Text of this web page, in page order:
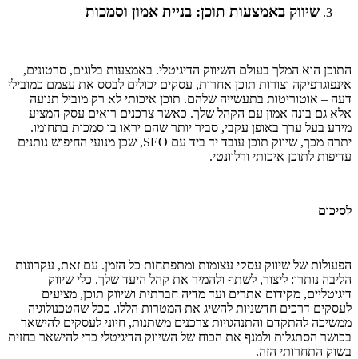
שיווק באמצעות תוכן: בניית אמון וסמכות
התוכן הוא המלך בעולם השיווק הדיגיטלי. באמצעות בלוגים, סרטונים,
אינפוגרפיקה וצורות תוכן אחרות, עסקים יכולים לבסס את עצמם כמובילי
דעה – אוטוריטות בתעשייה שלהם. תוכן איכותי לא רק מוביל תנועה
אלא גם בונה אמון עם הקהל שלך. כאשר צרכנים רואים עסק המציע
מידע בעל ערך באופן עקבי, סביר יותר שהם יראו בו סמכות בתחומו.
יתרה מכך, שיווק תוכן עובד יד ביד עם SEO, שכן מנועי החיפוש נותנים
עדיפות לתוכן איכותי ורלוונטי.
לסיכום
הפעולות של שיווק עסקי עצומות ומתפתחות כל הזמן. עם זאת, עקרונות
הליבה נותרו: ליצור, לשתף ולהמיר את קהל היעד שלך. כלי שיווק
דיגיטליים, מקידום אתרים ועד מדיה חברתית ושיווק תוכן, מציעים
לעסקים דרכים חדשניות להשיג את המטרות הללו. ככל שהטכנולוגיה
ממשיכה להתקדם והתנהגויות צרכנים משתנות, חיוני לעסקים להישאר
בכושר הסתגלות ולמנף את הכוח של השיווק הדיגיטלי כדי להישאר בחזית
בשוק התחרותי הזה.